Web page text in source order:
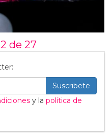
de 27
Suscribete
y la política de